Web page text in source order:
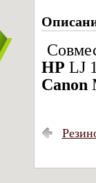
HP LJ
Canon